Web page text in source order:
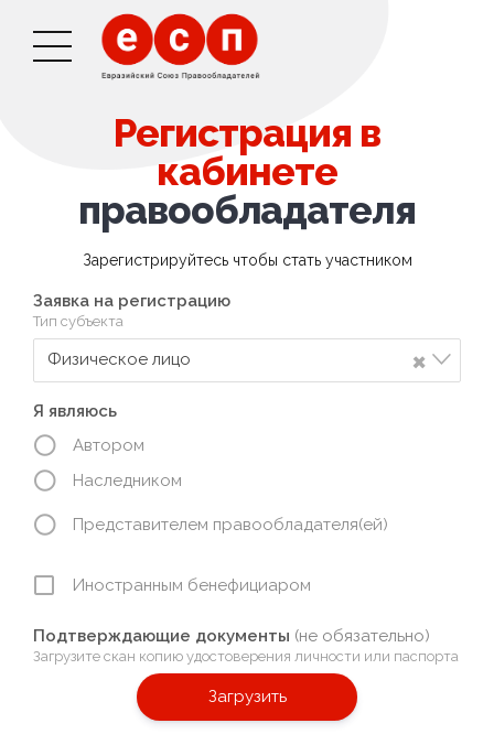
Регистрация в
кабинете
правообладателя
Зарегистрируйтесь чтобы стать участником
Заявка на регистрацию
Тип субъекта
×
Физическое лицо
Я являюсь
Автором
Наследником
Представителем правообладателя(ей)
Иностранным бенефициаром
Подтверждающие документы (не обязательно)
Загрузите скан копию удостоверения личности или паспорта
Загрузить